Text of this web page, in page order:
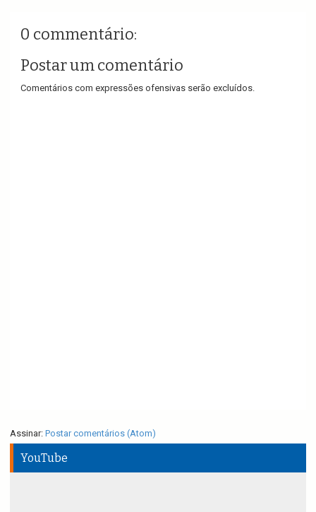
0 commentário:
Postar um comentário
Comentários com expressões ofensivas serão excluídos.
Assinar: Postar comentários (Atom)
YouTube